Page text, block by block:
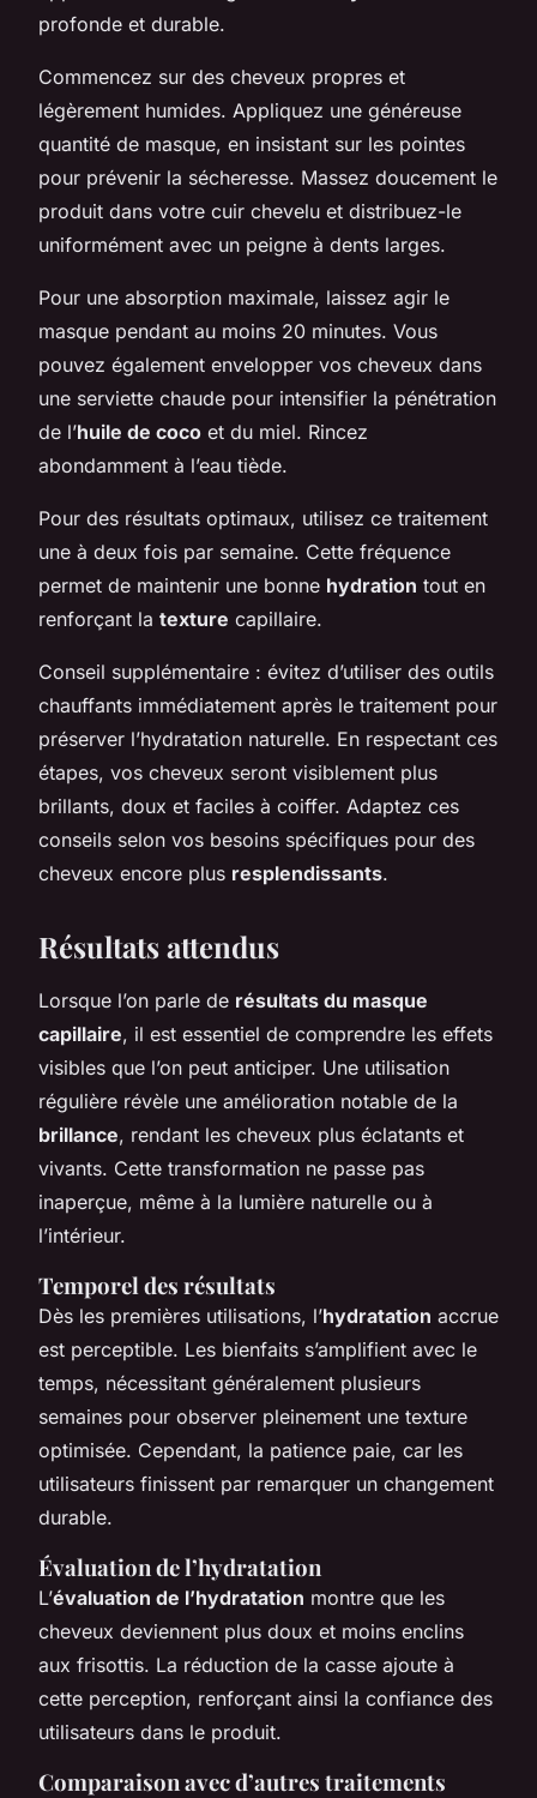
profonde et durable.
Commencez sur des cheveux propres et
légèrement humides. Appliquez une généreuse
quantité de masque, en insistant sur les pointes
pour prévenir la sécheresse. Massez doucement le
produit dans votre cuir chevelu et distribuez-le
uniformément avec un peigne à dents larges.
Pour une absorption maximale, laissez agir le
masque pendant au moins 20 minutes. Vous
pouvez également envelopper vos cheveux dans
une serviette chaude pour intensifier la pénétration
de l’huile de coco et du miel. Rincez
abondamment à l’eau tiède.
Pour des résultats optimaux, utilisez ce traitement
une à deux fois par semaine. Cette fréquence
permet de maintenir une bonne hydration tout en
renforçant la texture capillaire.
Conseil supplémentaire : évitez d’utiliser des outils
chauffants immédiatement après le traitement pour
préserver l’hydratation naturelle. En respectant ces
étapes, vos cheveux seront visiblement plus
brillants, doux et faciles à coiffer. Adaptez ces
conseils selon vos besoins spécifiques pour des
cheveux encore plus resplendissants.
Résultats attendus
Lorsque l’on parle de résultats du masque
capillaire, il est essentiel de comprendre les effets
visibles que l’on peut anticiper. Une utilisation
régulière révèle une amélioration notable de la
brillance, rendant les cheveux plus éclatants et
vivants. Cette transformation ne passe pas
inaperçue, même à la lumière naturelle ou à
l’intérieur.
Temporel des résultats
Dès les premières utilisations, l’hydratation accrue
est perceptible. Les bienfaits s’amplifient avec le
temps, nécessitant généralement plusieurs
semaines pour observer pleinement une texture
optimisée. Cependant, la patience paie, car les
utilisateurs finissent par remarquer un changement
durable.
Évaluation de l’hydratation
L’évaluation de l’hydratation montre que les
cheveux deviennent plus doux et moins enclins
aux frisottis. La réduction de la casse ajoute à
cette perception, renforçant ainsi la confiance des
utilisateurs dans le produit.
Comparaison avec d’autres traitements